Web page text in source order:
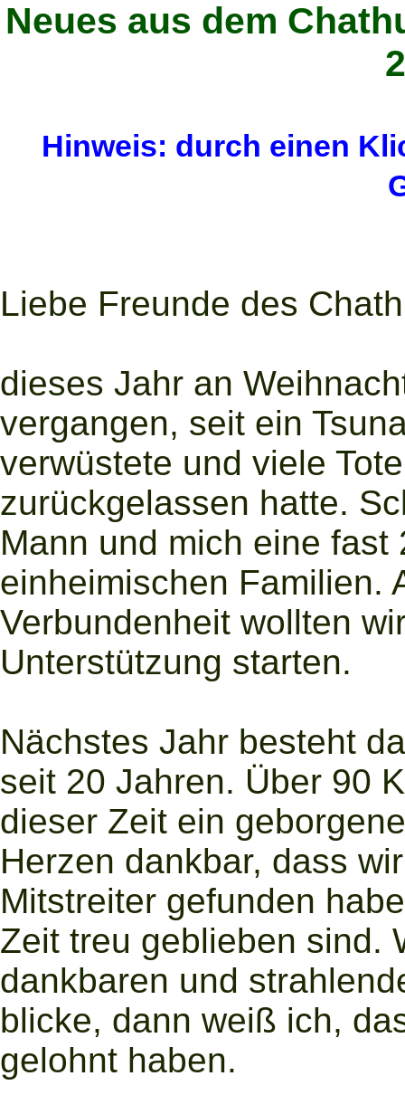
Neues aus dem
Hinweis: durch einen
Liebe Freunde des
dieses Jahr an
vergangen, seit ein
verwüstete und viele
zurückgelassen hatte.
Mann und mich eine
einheimischen Familien.
Verbundenheit wollten
Unterstützung starten.
Nächstes Jahr besteht
seit 20 Jahren. Über 90
dieser Zeit ein
Herzen dankbar, dass
Mitstreiter gefunden
Zeit treu geblieben sind.
dankbaren und
blicke, dann weiß ich,
gelohnt haben.